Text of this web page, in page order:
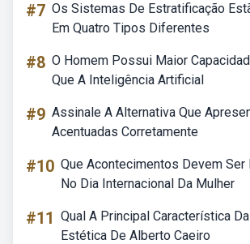
#7 Os Sistemas De Estratificação
Em Quatro Tipos Diferentes
#8 O Homem Possui Maior
Que A Inteligência Artificial
#9 Assinale A Alternativa Que
Acentuadas Corretamente
#10 Que Acontecimentos Devem Ser
No Dia Internacional Da Mulher
#11 Qual A Principal Característica
Estética De Alberto Caeiro